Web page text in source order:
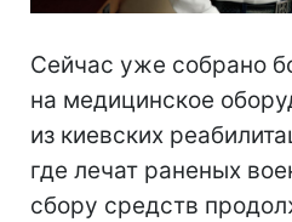
Сейчас уже собрано
на медицинское
из киевских
где лечат раненых
сбору средств